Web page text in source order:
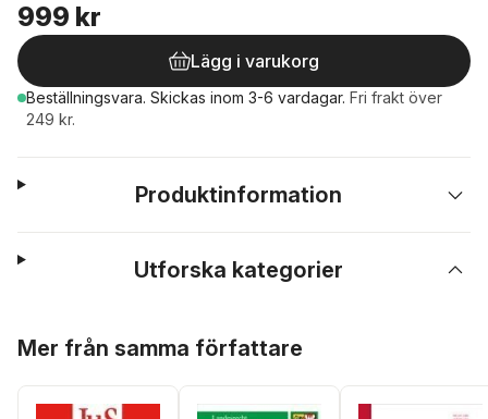
999 kr
Lägg i varukorg
Beställningsvara. Skickas inom 3-6 vardagar. Fri frakt över
249 kr.
Produktinformation
Utforska kategorier
Mer från samma författare